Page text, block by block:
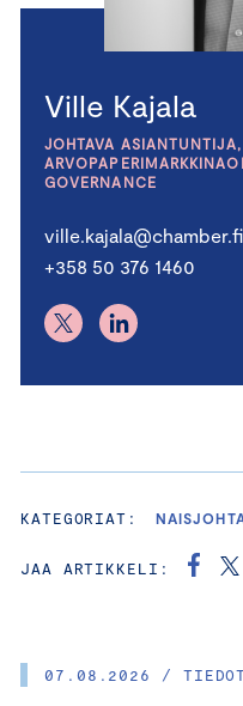
07.08.2026 /
Ville Kajala
JOHTAVA
GOVERNANCE
ville.kajala@chamber.fi
+358 50 376 1460
KATEGORIAT:
JAA ARTIKKELI: